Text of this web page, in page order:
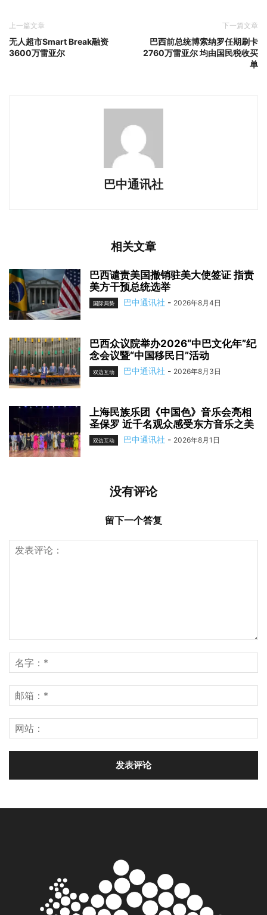
上一篇文章
无人超市Smart Break融资
3600万雷亚尔
下一篇文章
巴西前总统博索纳罗任期刷卡
2760万雷亚尔 均由国民税收买
单
巴中通讯社
相关文章
巴西谴责美国撤销驻美大使签证 指责
美方干预总统选举
国际局势 巴中通讯社 - 2026年8月4日
巴西众议院举办2026“中巴文化年”纪
念会议暨“中国移民日”活动
双边互动 巴中通讯社 - 2026年8月3日
上海民族乐团《中国色》音乐会亮相
圣保罗 近千名观众感受东方音乐之美
双边互动 巴中通讯社 - 2026年8月1日
没有评论
留下一个答复